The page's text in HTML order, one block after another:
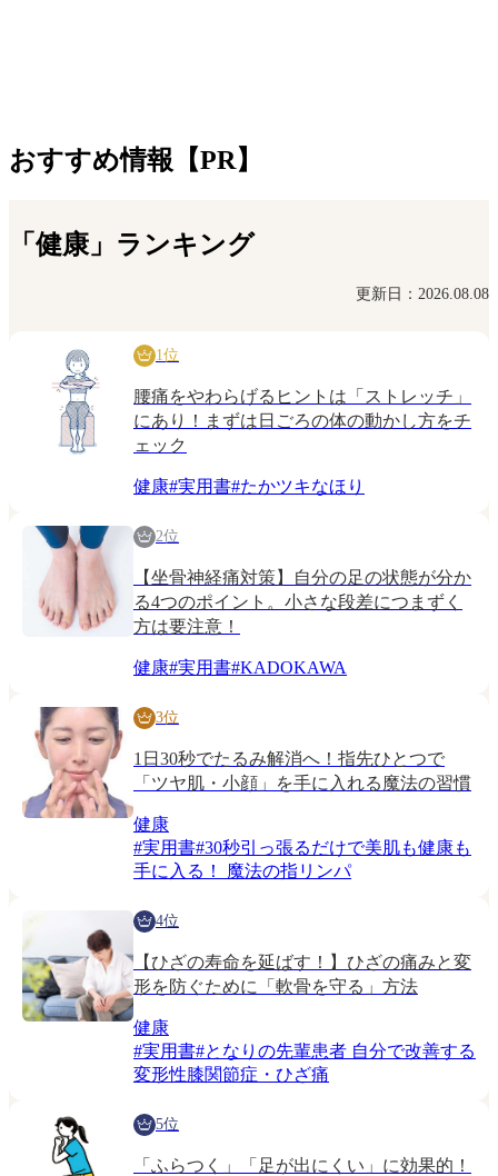
おすすめ情報【PR】
「健康」ランキング
更新日：2026.08.08
1位
腰痛をやわらげるヒントは「ストレッチ」
にあり！まずは日ごろの体の動かし方をチ
ェック
健康#実用書#たかツキなほり
2位
【坐骨神経痛対策】自分の足の状態が分か
る4つのポイント。小さな段差につまずく
方は要注意！
健康#実用書#KADOKAWA
3位
1日30秒でたるみ解消へ！指先ひとつで
「ツヤ肌・小顔」を手に入れる魔法の習慣
健康
#実用書#30秒引っ張るだけで美肌も健康も
手に入る！ 魔法の指リンパ
4位
【ひざの寿命を延ばす！】ひざの痛みと変
形を防ぐために「軟骨を守る」方法
健康
#実用書#となりの先輩患者 自分で改善する
変形性膝関節症・ひざ痛
5位
「ふらつく」「足が出にくい」に効果的！